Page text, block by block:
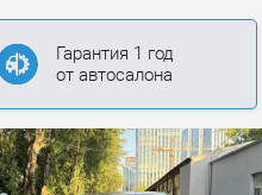
Гарантия 1 год
от автосалона